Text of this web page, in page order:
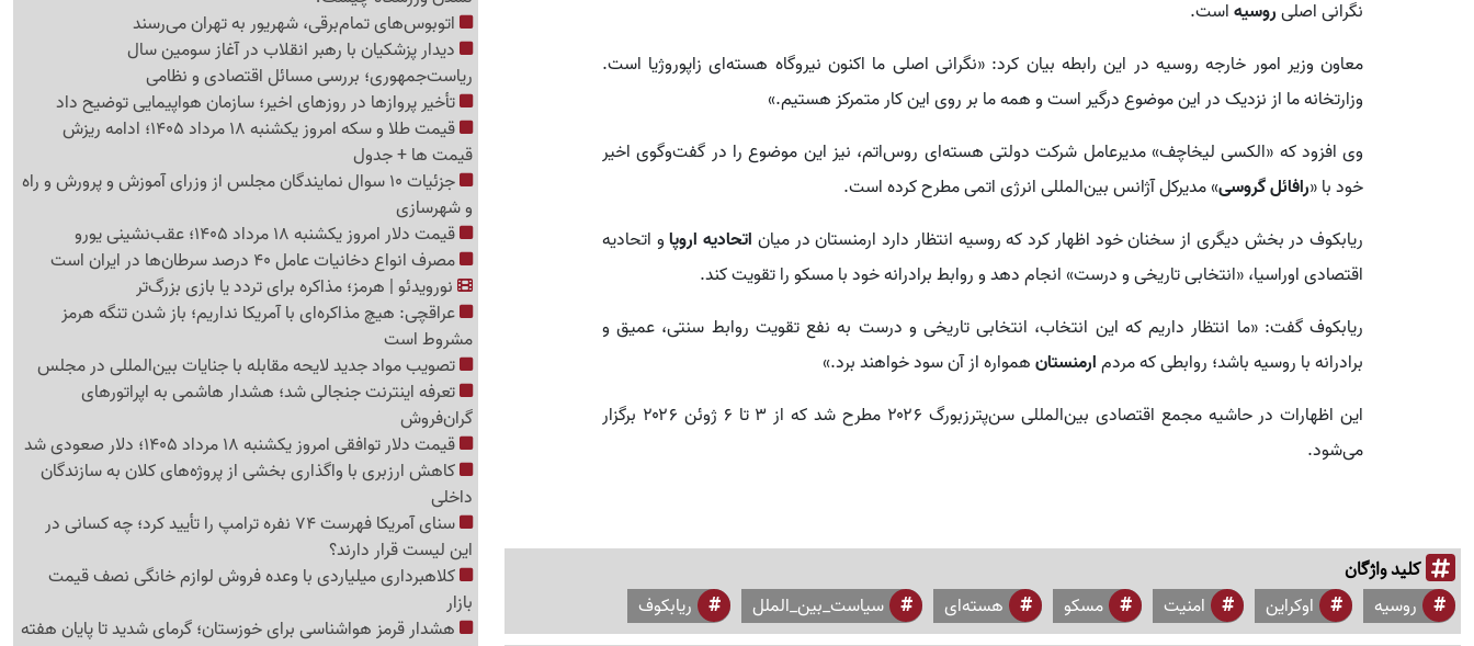
نگرانی اصلیروسیهاست.
معاون وزیر امور خارجه روسیه در این رابطه بیان کرد: «نگرانی اصلی ما اکنون نیروگاه هسته‌ای زاپوروژیا است.
وزارتخانه ما از نزدیک در این موضوع درگیر است و همه ما بر روی این کار متمرکز هستیم.»
وی افزود که «الکسی لیخاچف» مدیرعامل شرکت دولتی هسته‌ای روس‌اتم، نیز این موضوع را در گفت‌وگوی اخیر
خود با «رافائل گروسی» مدیرکل آژانس بین‌المللی انرژی اتمی مطرح کرده است.
ریابکوف در بخش دیگری از سخنان خود اظهار کرد که روسیه انتظار دارد ارمنستان در میان اتحادیه اروپاو اتحادیه
اقتصادی اوراسیا، «انتخابی تاریخی و درست» انجام دهد و روابط برادرانه خود با مسکو را تقویت کند.
ریابکوف گفت: «ما انتظار داریم که این انتخاب، انتخابی تاریخی و درست به نفع تقویت روابط سنتی، عمیق و
برادرانه با روسیه باشد؛ روابطی که مردمارمنستانهمواره از آن سود خواهند برد.»
این اظهارات در حاشیه مجمع اقتصادی بین‌المللی سن‌پترزبورگ ۲۰۲۶ مطرح شد که از ۳ تا ۶ ژوئن ۲۰۲۶ برگزار
می‌شود.
کلید واژگان
روسیه اوکراین امنیت مسکو هسته‌ای سیاست_بین_الملل ریابکوف
اتوبوس‌های تمام‌برقی، شهریور به تهران می‌رسند
دیدار پزشکیان با رهبر انقلاب در آغاز سومین سال
ریاست‌جمهوری؛ بررسی مسائل اقتصادی و نظامی
تأخیر پروازها در روزهای اخیر؛ سازمان هواپیمایی توضیح داد
قیمت طلا و سکه امروز یکشنبه 18 مرداد 1405؛ ادامه ریزش
قیمت ها + جدول
جزئیات 10 سوال نمایندگان مجلس از وزرای آموزش و پرورش و راه
و شهرسازی
قیمت دلار امروز یکشنبه 18 مرداد 1405؛ عقب‌نشینی یورو
مصرف انواع دخانیات عامل 40 درصد سرطان‌ها در ایران است
نورویدئو | هرمز؛ مذاکره برای تردد یا بازی بزرگ‌تر
عراقچی: هیچ مذاکره‌ای با آمریکا نداریم؛ باز شدن تنگه هرمز
مشروط است
تصویب مواد جدید لایحه مقابله با جنایات بین‌المللی در مجلس
تعرفه اینترنت جنجالی شد؛ هشدار هاشمی به اپراتورهای
گرا‌ن‌فروش
قیمت دلار توافقی امروز یکشنبه 18 مرداد 1405؛ دلار صعودی شد
کاهش ارزبری با واگذاری بخشی از پروژه‌های کلان به سازندگان
داخلی
سنای آمریکا فهرست 74 نفره ترامپ را تأیید کرد؛ چه کسانی در
این لیست قرار دارند؟
کلاهبرداری میلیاردی با وعده فروش لوازم خانگی نصف قیمت
بازار
هشدار قرمز هواشناسی برای خوزستان؛ گرمای شدید تا پایان هفته